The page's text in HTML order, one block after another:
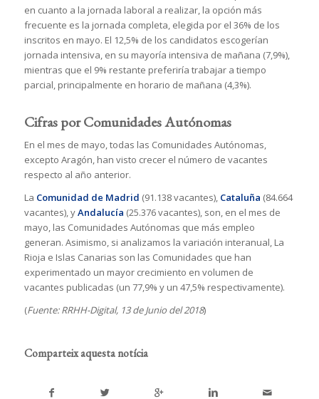
en cuanto a la jornada laboral a realizar, la opción más
frecuente es la jornada completa, elegida por el 36% de los
inscritos en mayo. El 12,5% de los candidatos escogerían
jornada intensiva, en su mayoría intensiva de mañana (7,9%),
mientras que el 9% restante preferiría trabajar a tiempo
parcial, principalmente en horario de mañana (4,3%).
Cifras por Comunidades Autónomas
En el mes de mayo, todas las Comunidades Autónomas,
excepto Aragón, han visto crecer el número de vacantes
respecto al año anterior.
La Comunidad de Madrid (91.138 vacantes),Cataluña (84.664
vacantes), yAndalucía (25.376 vacantes), son, en el mes de
mayo, las Comunidades Autónomas que más empleo
generan. Asimismo, si analizamos la variación interanual, La
Rioja e Islas Canarias son las Comunidades que han
experimentado un mayor crecimiento en volumen de
vacantes publicadas (un 77,9% y un 47,5% respectivamente).
(Fuente: RRHH-Digital, 13 de Junio del 2018)
Comparteix aquesta notícia